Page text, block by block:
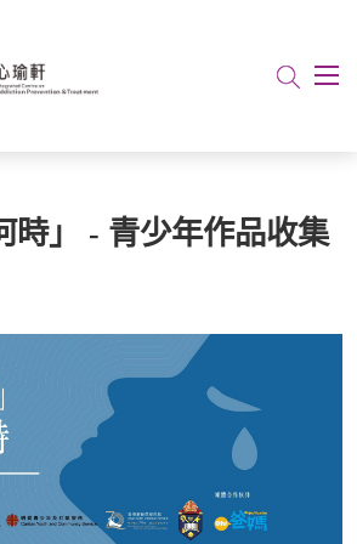
時」 - 青少年作品收集